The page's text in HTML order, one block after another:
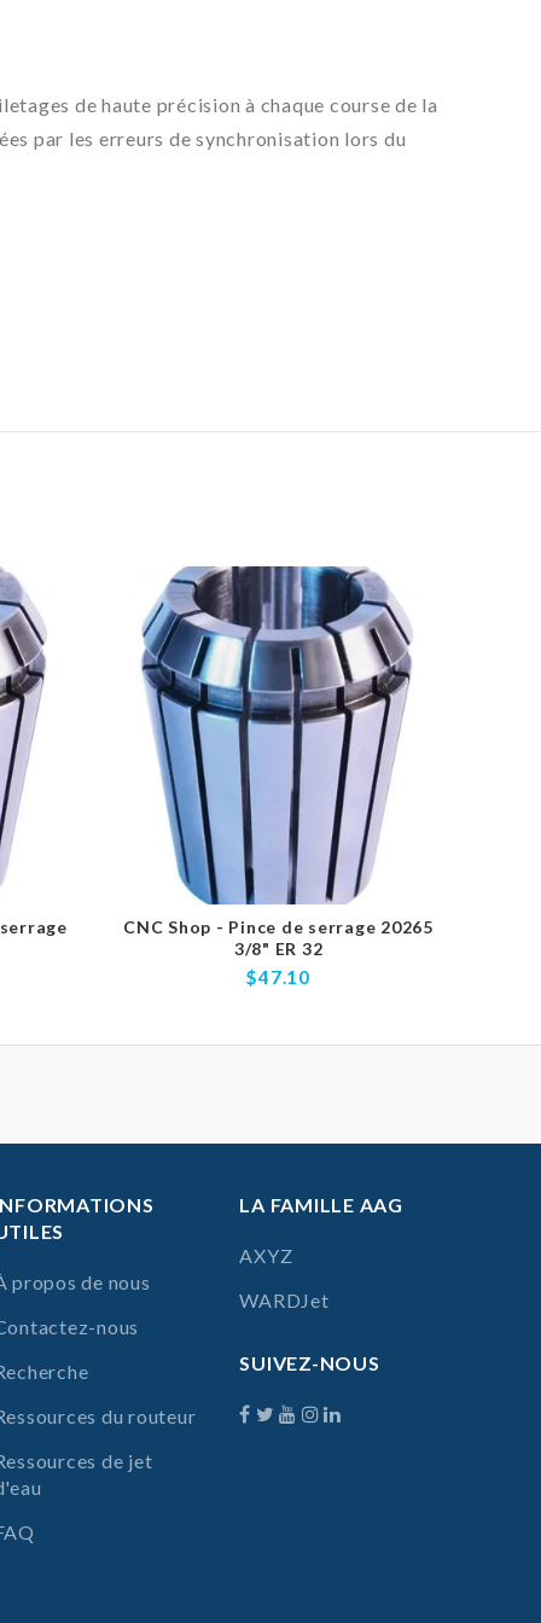
de haute précision à chaque course de la
par les erreurs de synchronisation lors du
CNC Shop - Pince de serrage 20265
3/8" ER 32
$47.10
propos de nous
nous
du routeur
de jet
LA FAMILLE AAG
AXYZ
WARDJet
SUIVEZ-NOUS